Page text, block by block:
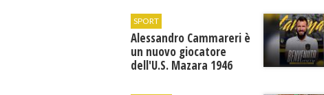
SPORT
Alessandro Cammareri è
un nuovo giocatore
dell'U.S. Mazara 1946